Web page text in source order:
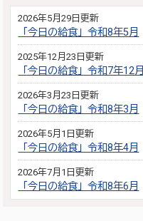
2026年5月29日更新
「今日の給食」令和8年5月
2025年12月23日更新
「今日の給食」令和7年12月
2026年3月23日更新
「今日の給食」令和8年3月
2026年5月1日更新
「今日の給食」令和8年4月
2026年7月1日更新
「今日の給食」令和8年6月